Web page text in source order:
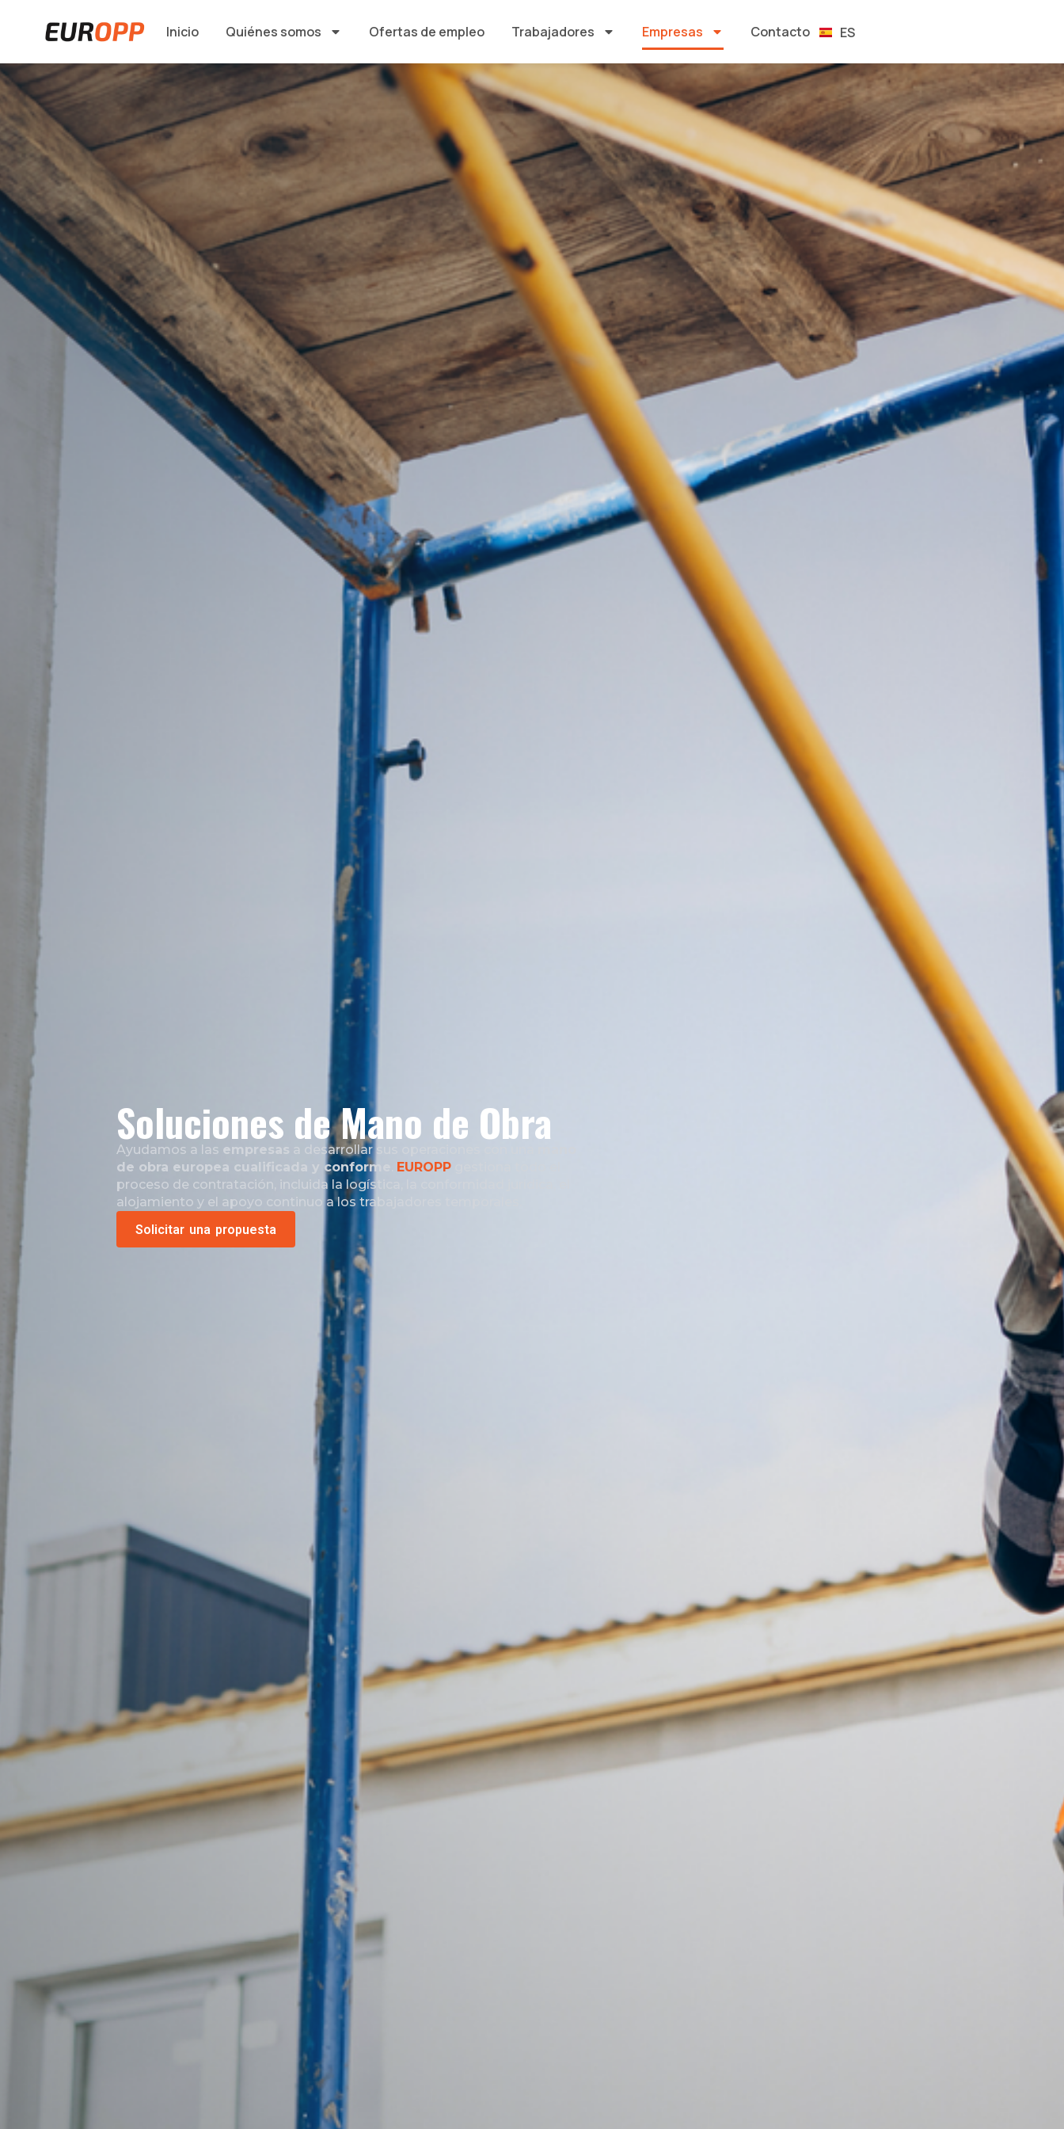
Inicio Quiénes somos Ofertas de empleo Trabajadores Empresas Contacto ES
EN
Soluciones de Mano de Obra
Ayudamos a las empresas a desarrollar sus operaciones con una
de obra europea cualificada y conforme
EUROPP
proceso de contratación, incluida la logística, la conformidad jurídica, el
alojamiento y el apoyo continuo a los trabajadores temporales.
Solicitar una propuesta